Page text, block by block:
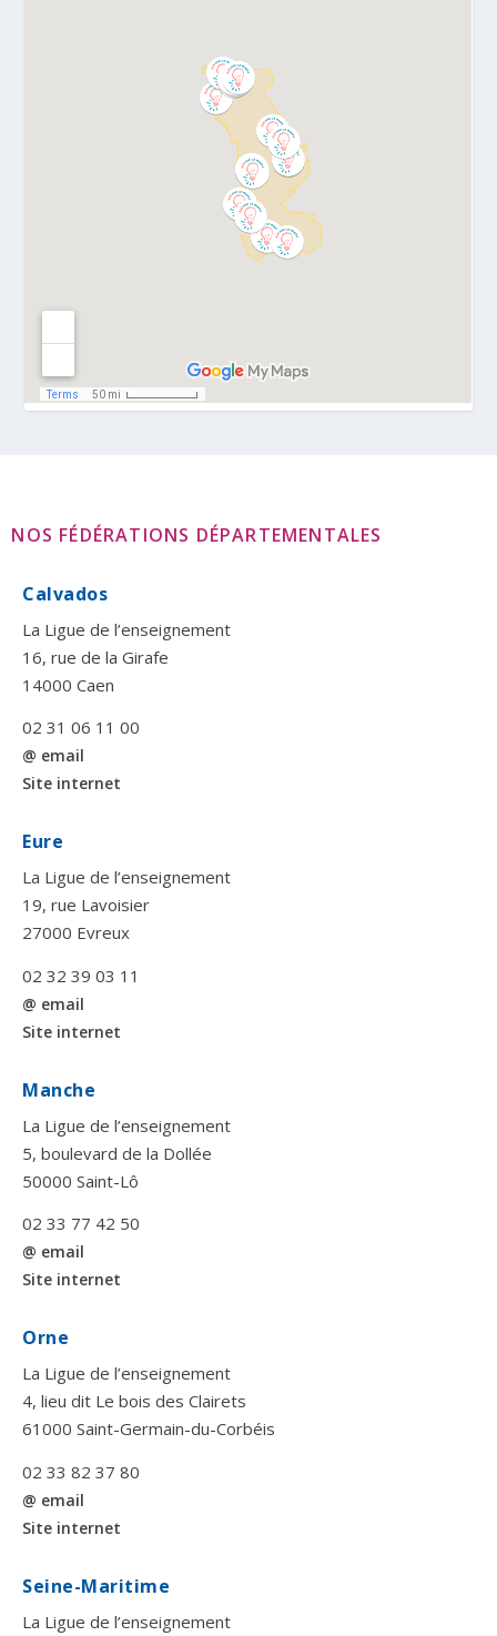
NOS FÉDÉRATIONS DÉPARTEMENTALES
Calvados
La Ligue de l’enseignement
16, rue de la Girafe
14000 Caen
02 31 06 11 00
@ email
Site internet
Eure
La Ligue de l’enseignement
19, rue Lavoisier
27000 Evreux
02 32 39 03 11
@ email
Site internet
Manche
La Ligue de l’enseignement
5, boulevard de la Dollée
50000 Saint-Lô
02 33 77 42 50
@ email
Site internet
Orne
La Ligue de l’enseignement
4, lieu dit Le bois des Clairets
61000 Saint-Germain-du-Corbéis
02 33 82 37 80
@ email
Site internet
Seine-Maritime
La Ligue de l’enseignement